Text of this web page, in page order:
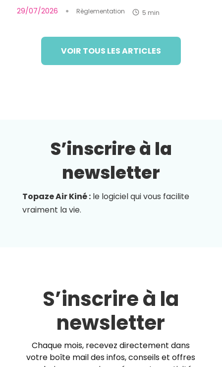
29/07/2026 ● Règlementation 5 min
VOIR TOUS LES ARTICLES
S’inscrire à la
newsletter
Topaze Air Kiné : le logiciel qui vous facilite
vraiment la vie.
S’inscrire à la
newsletter
Chaque mois, recevez directement dans
votre boîte mail des infos, conseils et offres